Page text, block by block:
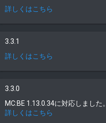
詳しくはこちら
3.3.1
詳しくはこちら
3.3.0
MC:BE 1.13.0.34に対応しました。
詳しくはこちら